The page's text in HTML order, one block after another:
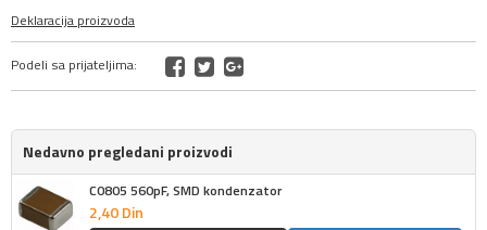
Deklaracija proizvoda
Podeli sa prijateljima:
Nedavno pregledani proizvodi
C0805 560pF, SMD kondenzator
2,40Din